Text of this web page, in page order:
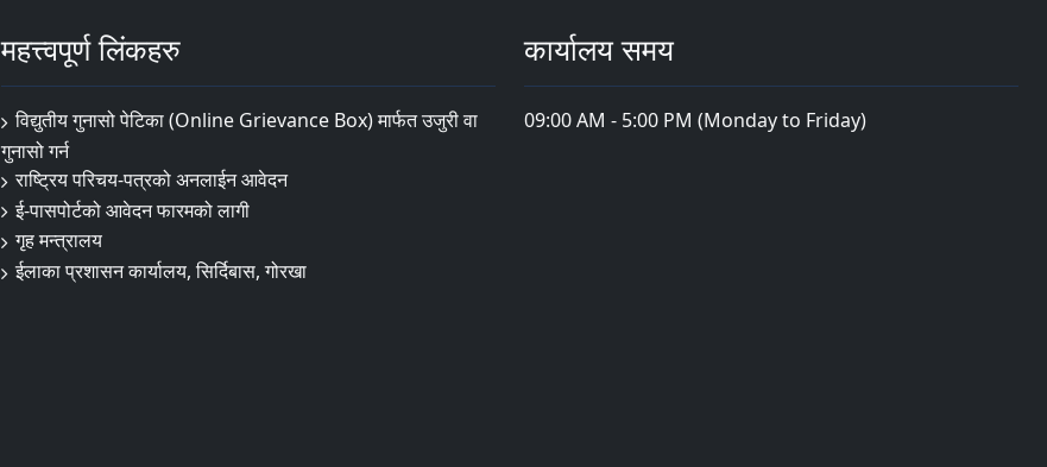
महत्त्वपूर्ण लिंकहरु
विद्युतीय गुनासो पेटिका (Online Grievance Box) मार्फत उजुरी वा
गुनासो गर्न
राष्‍ट्रिय परिचय-पत्रको अनलाईन आवेदन
ई-पासपोर्टको आवेदन फारमको लागी
गृह मन्त्रालय
ईलाका प्रशासन कार्यालय, सिर्दिबास, गोरखा
कार्यालय समय
09:00 AM - 5:00 PM (Monday to Friday)